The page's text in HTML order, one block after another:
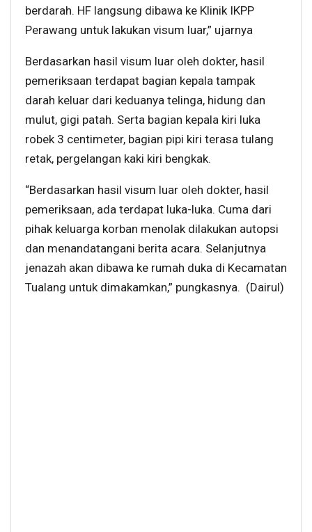
berdarah. HF langsung dibawa ke Klinik IKPP
Perawang untuk lakukan visum luar,” ujarnya
Berdasarkan hasil visum luar oleh dokter, hasil
pemeriksaan terdapat bagian kepala tampak
darah keluar dari keduanya telinga, hidung dan
mulut, gigi patah. Serta bagian kepala kiri luka
robek 3 centimeter, bagian pipi kiri terasa tulang
retak, pergelangan kaki kiri bengkak.
“Berdasarkan hasil visum luar oleh dokter, hasil
pemeriksaan, ada terdapat luka-luka. Cuma dari
pihak keluarga korban menolak dilakukan autopsi
dan menandatangani berita acara. Selanjutnya
jenazah akan dibawa ke rumah duka di Kecamatan
Tualang untuk dimakamkan,” pungkasnya. (Dairul)